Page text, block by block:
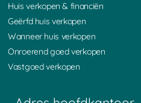
Huis verkopen & financiën
Geërfd huis verkopen
Wanneer huis verkopen
Onroerend goed verkopen
Vastgoed verkopen